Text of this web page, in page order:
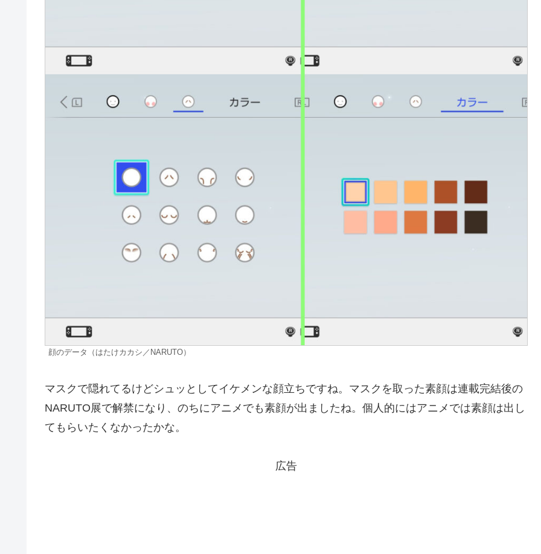
顔のデータ（はたけカカシ／NARUTO）
マスクで隠れてるけどシュッとしてイケメンな顔立ちですね。マスクを取った素顔は連載完結後の
NARUTO展で解禁になり、のちにアニメでも素顔が出ましたね。個人的にはアニメでは素顔は出し
てもらいたくなかったかな。
広告